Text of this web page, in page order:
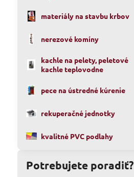
materiály na stavbu krbov
nerezové komíny
kachle na pelety, peletové
kachle teplovodne
pece na ústredné kúrenie
rekuperačné jednotky
kvalitné PVC podlahy
Potrebujete poradiť?